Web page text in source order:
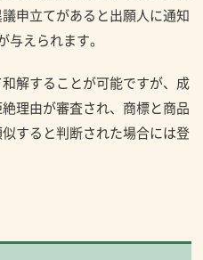
申立てがあると出願人に通知
えられます。
解することが可能ですが、成
理由が審査され、商標と商品
すると判断された場合には登